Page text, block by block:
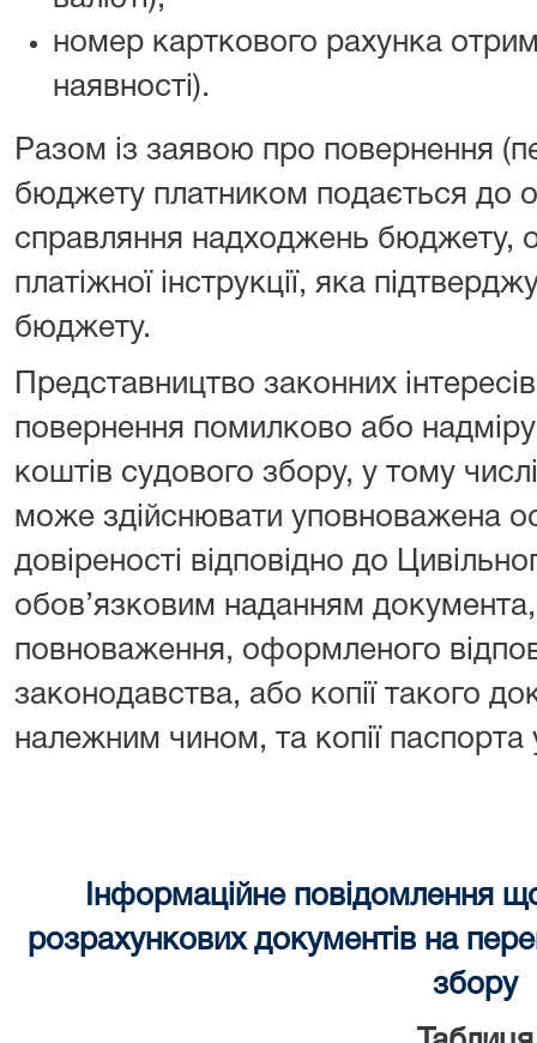
номер карткового рахунка
наявності).
Разом із заявою про повернення
бюджету платником подається до
справляння надходжень бюджету,
платіжної інструкції, яка
бюджету.
Представництво законних
повернення помилково або
коштів судового збору, у тому
може здійснювати уповноважена
довіреності відповідно до
обов’язковим наданням документа,
повноваження, оформленого
законодавства, або копії такого
належним чином, та копії
Інформаційне повідомлення
розрахункових документів на
збору